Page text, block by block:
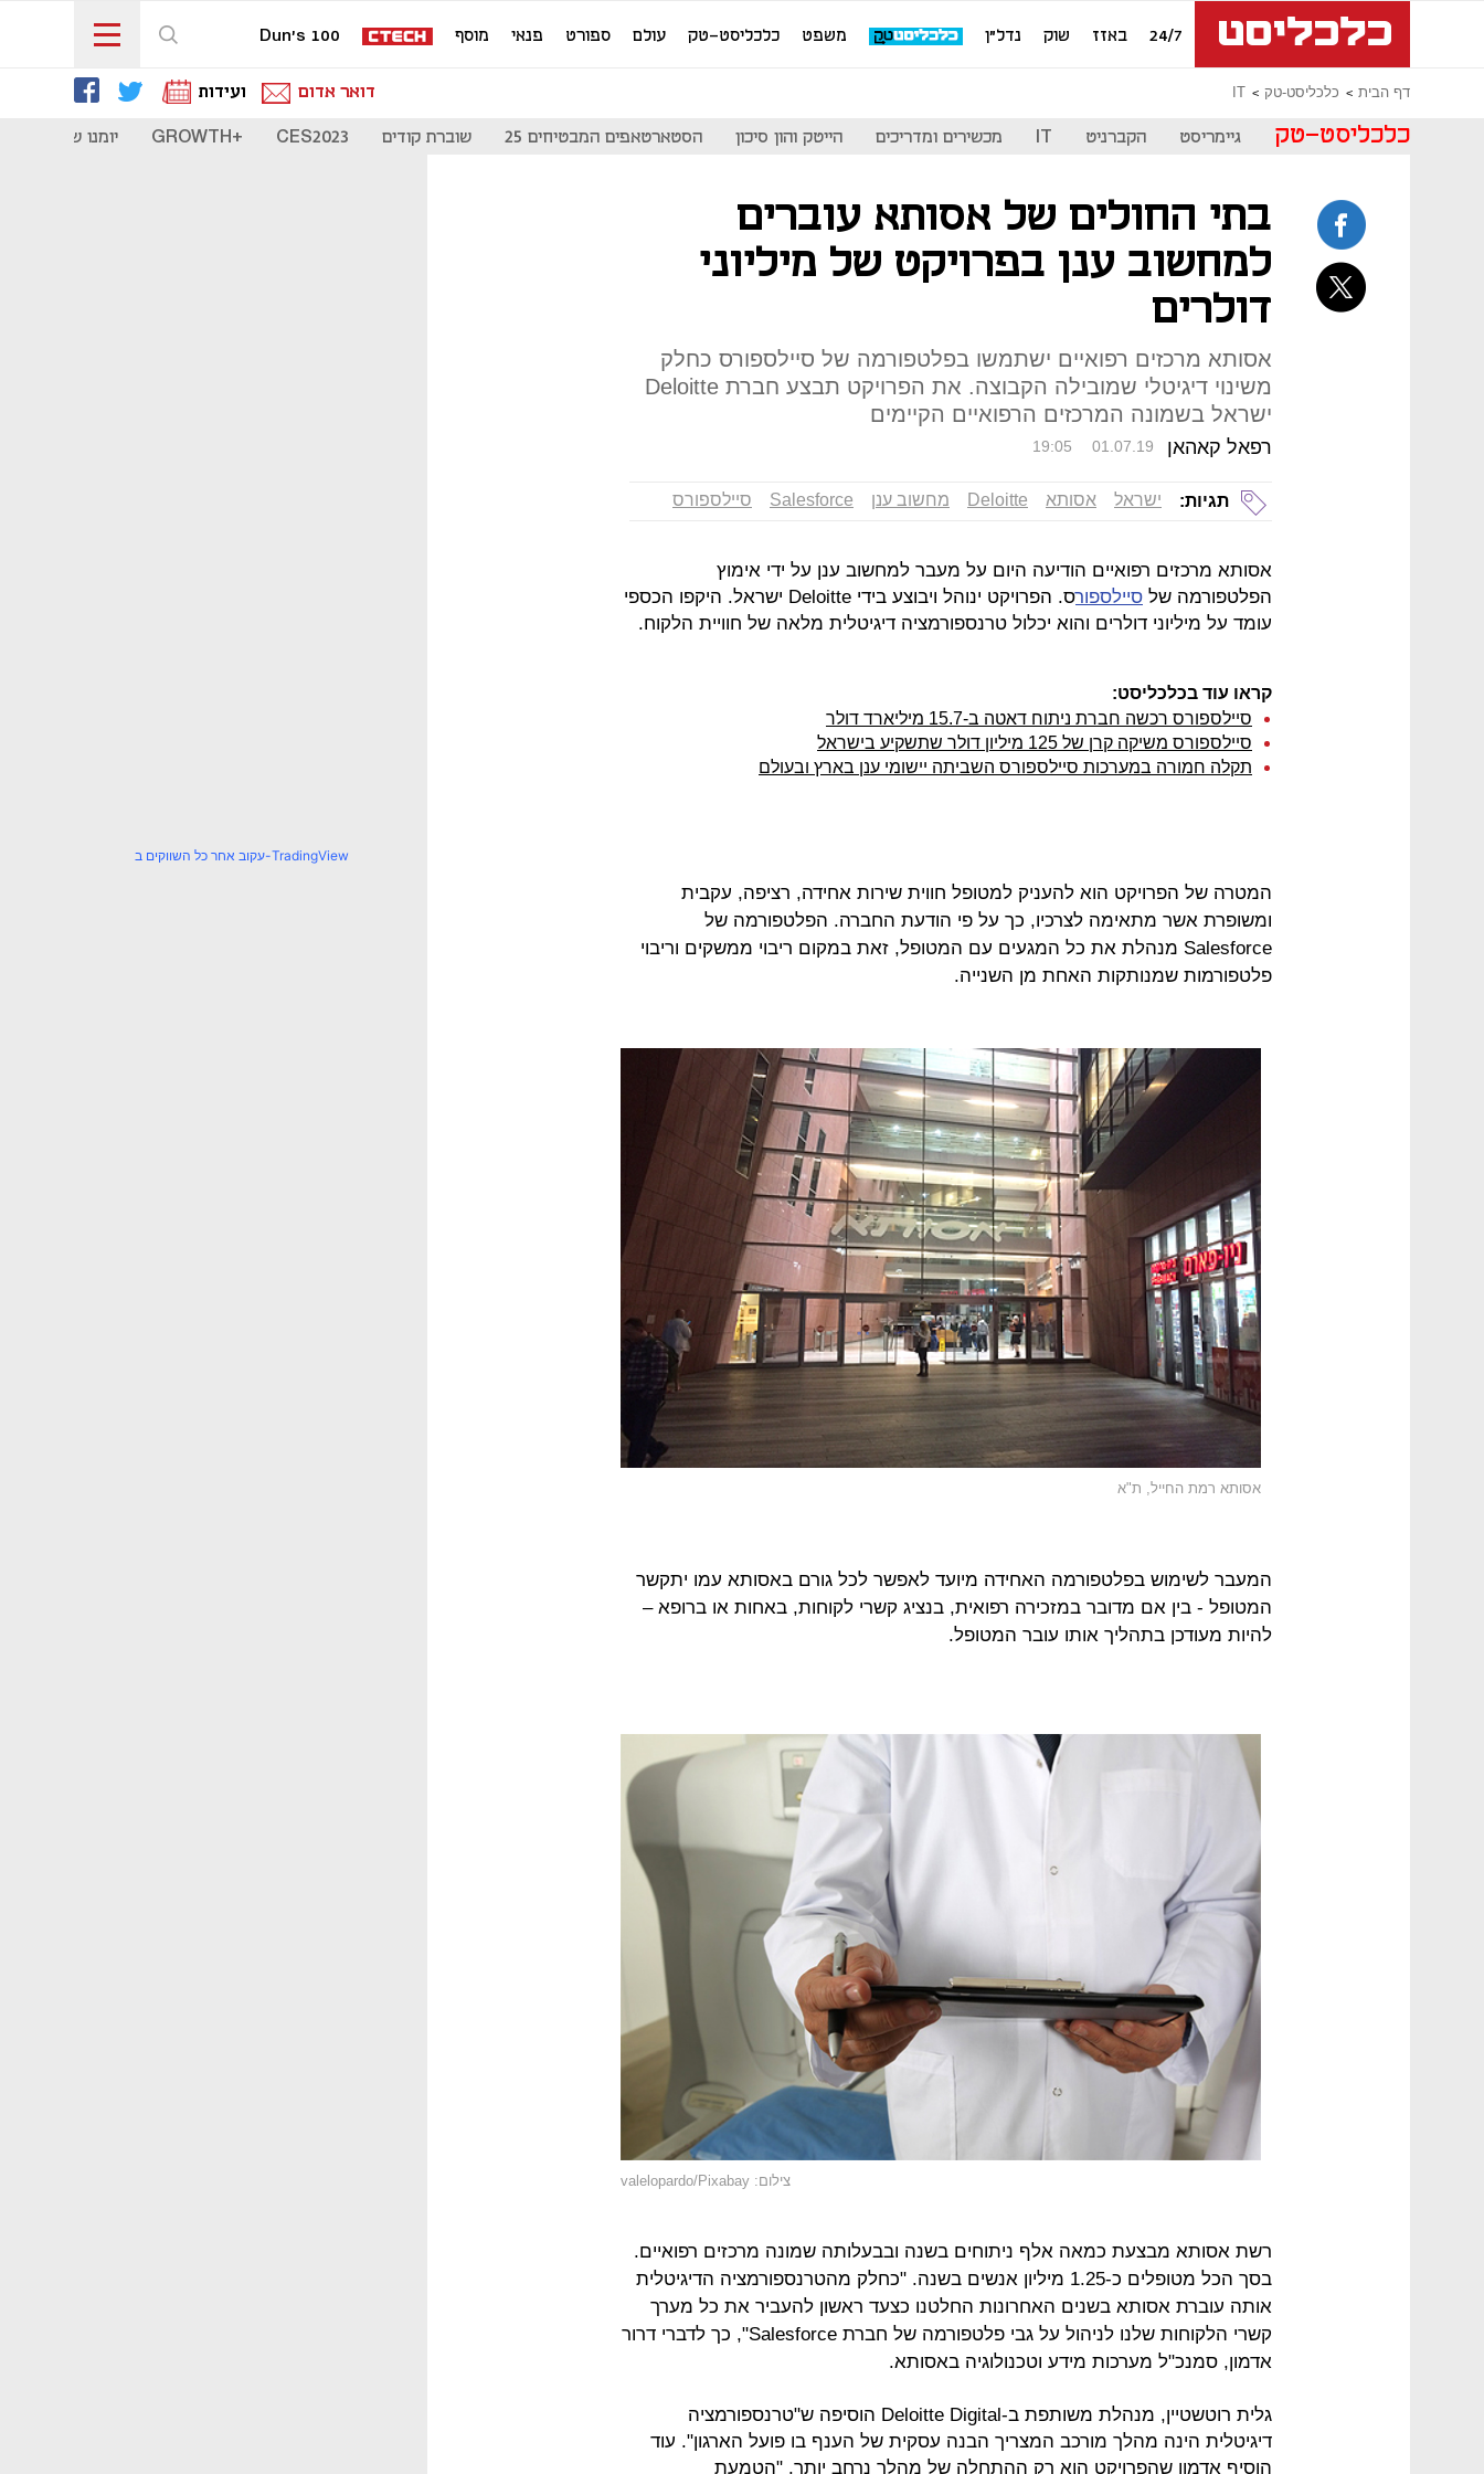
24/7 באזז שוק נדל"ן משפט כלכליסט-טק עולם ספורט פנאי מוסף Dun's 100
דף הבית כלכליסט-טק IT דואר אדום ועידות
כלכליסט-טק גיימריסט הקברניט IT מכשירים ומדריכים הייטק והון סיכון הסטארטאפים המבטיחים 25 שוברת קודים CES2023
+GROWTH יומנו של
בתי החולים של אסותא עוברים
למחשוב ענן בפרויקט של מיליוני
דולרים
אסותא מרכזים רפואיים ישתמשו בפלטפורמה של סיילספורס כחלק
משינוי דיגיטלי שמובילה הקבוצה. את הפרויקט תבצע חברת Deloitte
ישראל בשמונה המרכזים הרפואיים הקיימים
רפאל קאהאן 19:05 01.07.19
תגיות: ישראל אסותא Deloitte מחשוב ענן Salesforce סיילספורס
אסותא מרכזים רפואיים הודיעה היום על מעבר למחשוב ענן על ידי אימוץ
הפלטפורמה של סיילספור
ס. הפרויקט ינוהל ויבוצע בידי Deloitte ישראל. היקפו הכספי
עומד על מיליוני דולרים והוא יכלול טרנספורמציה דיגיטלית מלאה של חוויית הלקוח.
קראו עוד בכלכליסט:
סיילספורס רכשה חברת ניתוח דאטה ב-15.7 מיליארד דולר
סיילספורס משיקה קרן של 125 מיליון דולר שתשקיע בישראל
תקלה חמורה במערכות סיילספורס השביתה יישומי ענן בארץ ובעולם
המטרה של הפרויקט הוא להעניק למטופל חווית שירות אחידה, רציפה, עקבית
ומשופרת אשר מתאימה לצרכיו, כך על פי הודעת החברה. הפלטפורמה של
Salesforce מנהלת את כל המגעים עם המטופל, זאת במקום ריבוי ממשקים וריבוי
פלטפורמות שמנותקות האחת מן השנייה.
אסותא רמת החייל, ת"א
המעבר לשימוש בפלטפורמה האחידה מיועד לאפשר לכל גורם באסותא עמו יתקשר
המטופל - בין אם מדובר במזכירה רפואית, בנציג קשרי לקוחות, באחות או ברופא –
להיות מעודכן בתהליך אותו עובר המטופל.
צילום: valelopardo/Pixabay
רשת אסותא מבצעת כמאה אלף ניתוחים בשנה ובבעלותה שמונה מרכזים רפואיים.
בסך הכל מטופלים כ-1.25 מיליון אנשים בשנה. "כחלק מהטרנספורמציה הדיגיטלית
אותה עוברת אסותא בשנים האחרונות החלטנו כצעד ראשון להעביר את כל מערך
קשרי הלקוחות שלנו לניהול על גבי פלטפורמה של חברת Salesforce", כך לדברי דרור
אדמון, סמנכ"ל מערכות מידע וטכנולוגיה באסותא.
גלית רוטשטיין, מנהלת משותפת ב-Deloitte Digital הוסיפה ש"טרנספורמציה
דיגיטלית הינה מהלך מורכב המצריך הבנה עסקית של הענף בו פועל הארגון". עוד
הוסיף אדמון שהפרויקט הוא רק ההתחלה של מהלך נרחב יותר. "הטמעת
עקוב אחר כל השווקים ב-TradingView